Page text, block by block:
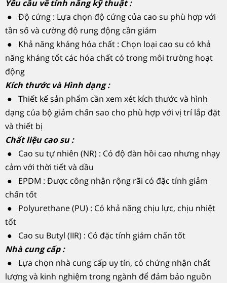
Yêu cầu về tính năng kỹ thuật :
● Độ cứng : Lựa chọn độ cứng của cao su phù hợp với
tần số và cường độ rung động cần giảm
● Khả năng kháng hóa chất : Chọn loại cao su có khả
năng kháng tốt các hóa chất có trong môi trường hoạt
động
Kích thước và Hình dạng :
● Thiết kế sản phẩm cần xem xét kích thước và hình
dạng của bộ giảm chấn sao cho phù hợp với vị trí lắp đặt
và thiết bị
Chất liệu cao su :
● Cao su tự nhiên (NR) : Có độ đàn hồi cao nhưng nhạy
cảm với thời tiết và dầu
● EPDM : Được công nhận rộng rãi có đặc tính giảm
chấn tốt
● Polyurethane (PU) : Có khả năng chịu lực, chịu nhiệt
tốt
● Cao su Butyl (IIR) : Có đặc tính giảm chấn tốt
Nhà cung cấp :
● Lựa chọn nhà cung cấp uy tín, có chứng nhận chất
lượng và kinh nghiệm trong ngành để đảm bảo nguồn